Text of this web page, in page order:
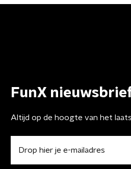
FunX
Altijd op de hoogte van het